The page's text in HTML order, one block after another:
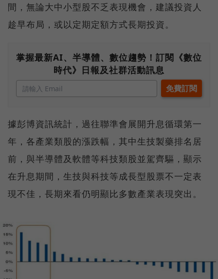
間，無論大中小型股不乏表現機會，建議投資人
趁早布局，或以定期定額方式長期投資。
掌握最新AI、半導體、數位趨勢！訂閱《數位
時代》日報及社群活動訊息
據彭博資訊統計，過往聯準會展開升息循環第一
年，各產業類股的漲跌幅，其中生技製藥排名居
前，與半導體及軟體等科技類股並駕齊驅，顯示
在升息期間，生技與科技等成長型股票不一定表
現不佳，長期來看仍明顯比多數產業表現突出。